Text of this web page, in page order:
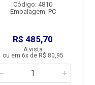
Código: 4810
Embalagem: PC
R$ 485,70
À vista
ou em 6x de R$ 80,95